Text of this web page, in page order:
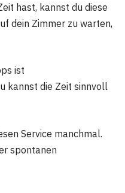
hast, kannst du diese
dein Zimmer zu warten,
ist
kannst die Zeit sinnvoll
Service manchmal.
spontanen